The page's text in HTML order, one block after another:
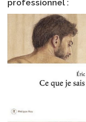
professionnel :